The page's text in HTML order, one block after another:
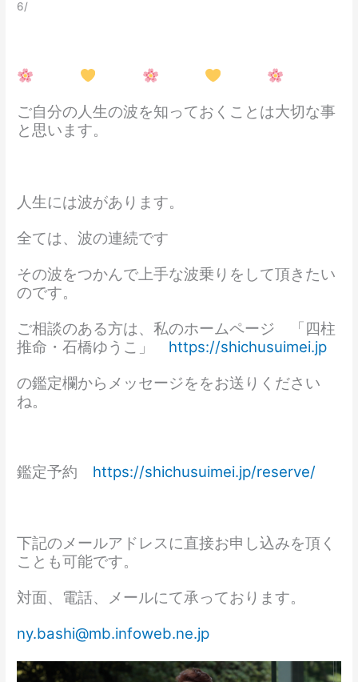
6/
ご自分の人生の波を知っておくことは大切な事
と思います。
人生には波があります。
全ては、波の連続です
その波をつかんで上手な波乗りをして頂きたい
のです。
ご相談のある方は、私のホームページ 「四柱
推命・石橋ゆうこ」 https://shichusuimei.jp
の鑑定欄からメッセージををお送りください
ね。
鑑定予約 https://shichusuimei.jp/reserve/
下記のメールアドレスに直接お申し込みを頂く
ことも可能です。
対面、電話、メールにて承っております。
ny.bashi@mb.infoweb.ne.jp